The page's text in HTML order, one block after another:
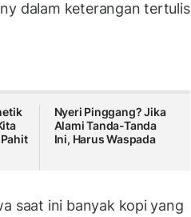
dalam keterangan tertulis
Nyeri Pinggang? Jika
Alami Tanda-Tanda
Ini, Harus Waspada
saat ini banyak kopi yang